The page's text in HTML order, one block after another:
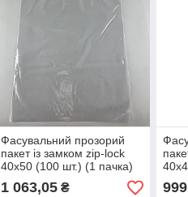
Фасувальний прозорий
пакет із замком zip-lock
40х50 (100 шт.) (1 пачка)
1 063,05₴